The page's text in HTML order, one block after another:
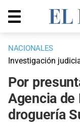
NACIONALES
Investigación
Por
Agencia de
droguería